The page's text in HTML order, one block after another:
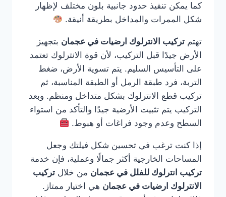
كما يمكن تنفيذ حدود جانبية بلون مختلف لإظهار
شكل الممرات والمداخل بطريقة أنيقة.
تهتم تركيب الانترلوك ارضيات في عجمان بتجهيز
الأرض جيدًا قبل التركيب، لأن قوة الانترلوك تعتمد
على التأسيس السليم. يتم تسوية الأرض، ضغط
التربة، فرد طبقة الرمل أو الطبقة المناسبة، ثم
تركيب قطع الانترلوك بشكل متداخل ومنظم. وبعد
التركيب يتم تثبيت الأرضية جيدًا والتأكد من استواء
السطح وعدم وجود فراغات أو هبوط.
إذا كنت ترغب في تحسين شكل فيلتك وجعل
المساحات الخارجية أكثر جمالًا وعملية، فإن خدمة
تركيب انترلوك للفلل في عجمان من خلال تركيب
الانترلوك ارضيات في عجمان هي اختيار ممتاز.